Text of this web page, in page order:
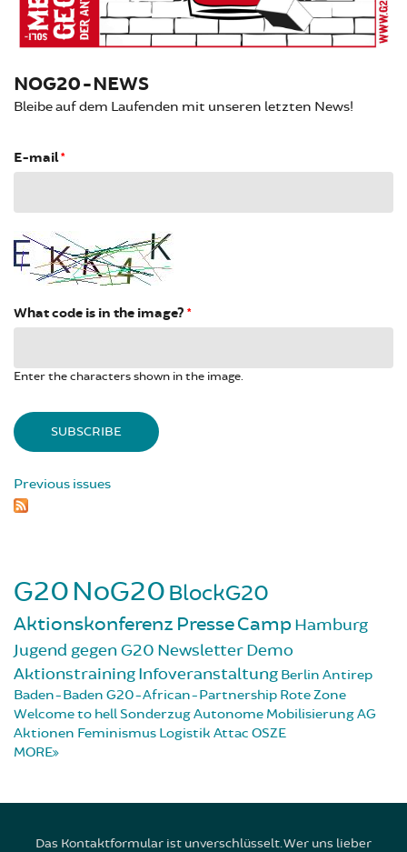
NOG20-NEWS
Bleibe auf dem Laufenden mit unseren letzten News!
E-mail*
What code is in the image? *
Enter the characters shown in the image.
Previous issues
G20NoG20 BlockG20
Aktionskonferenz PresseCampHamburg
Jugend gegen G20 NewsletterDemo
AktionstrainingInfoveranstaltung Berlin Antirep
Baden-Baden G20-African-Partnership Rote Zone
Welcome to hellSonderzugAutonome MobilisierungAG
Aktionen Feminismus Logistik Attac OSZE
MORE
Das Kontaktformular ist unverschlüsselt. Wer uns lieber